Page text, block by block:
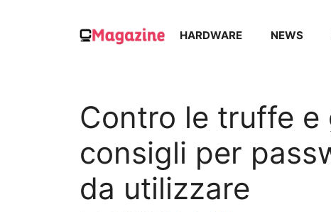
HARDWARE NEWS
Contro le truffe e
consigli per
da utilizzare